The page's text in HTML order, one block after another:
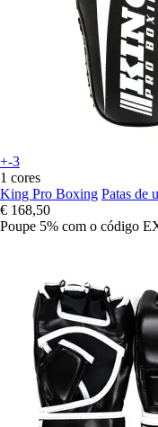
+-3
1 cores
King Pro Boxing Patas de
€ 168,50
Poupe 5% com o código